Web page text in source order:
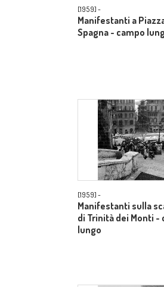
[1959] -
Manifestanti a
Spagna - campo
[1959] -
Manifestanti sulla
di Trinità dei Monti -
lungo